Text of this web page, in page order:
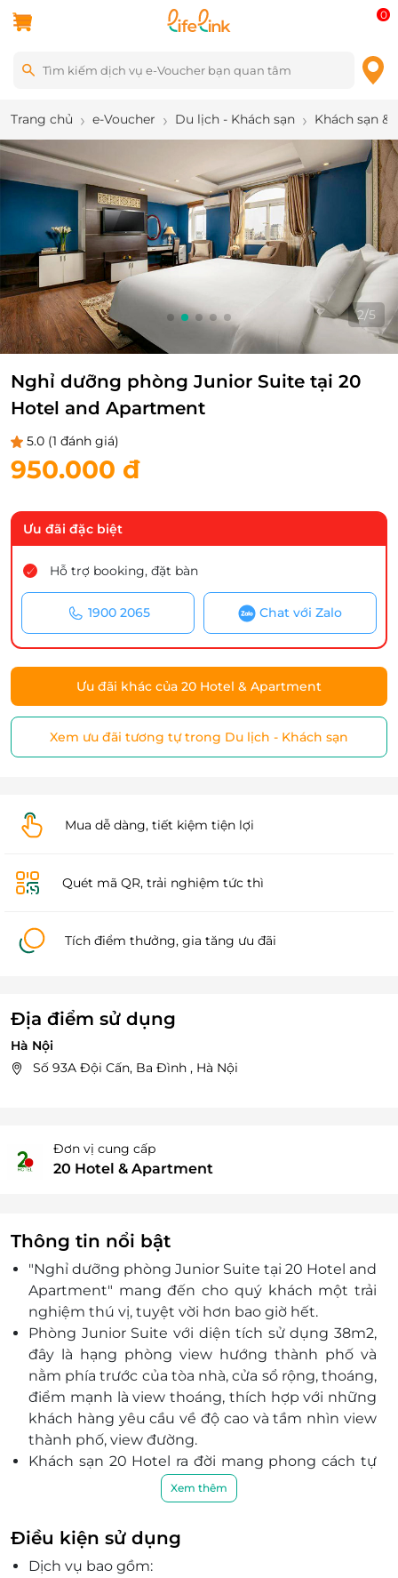
0
Trang chủ e-Voucher Du lịch - Khách sạn Khách sạn &
2/5
Nghỉ dưỡng phòng Junior Suite tại 20
Hotel and Apartment
5.0 (1 đánh giá)
950.000 đ
Ưu đãi đặc biệt
Hỗ trợ booking, đặt bàn
1900 2065 Chat với Zalo
Ưu đãi khác của 20 Hotel & Apartment
Xem ưu đãi tương tự trong Du lịch - Khách sạn
Mua dễ dàng, tiết kiệm tiện lợi
Quét mã QR, trải nghiệm tức thì
Tích điểm thưởng, gia tăng ưu đãi
Địa điểm sử dụng
Hà Nội
Số 93A Đội Cấn, Ba Đình , Hà Nội
Đơn vị cung cấp
20 Hotel & Apartment
Thông tin nổi bật
"Nghỉ dưỡng phòng Junior Suite tại 20 Hotel and
Apartment" mang đến cho quý khách một trải
nghiệm thú vị, tuyệt vời hơn bao giờ hết.
Phòng Junior Suite với diện tích sử dụng 38m2,
đây là hạng phòng view hướng thành phố và
nằm phía trước của tòa nhà, cửa sổ rộng, thoáng,
điểm mạnh là view thoáng, thích hợp với những
khách hàng yêu cầu về độ cao và tầm nhìn view
thành phố, view đường.
Khách sạn 20 Hotel ra đời mang phong cách tự
do, rộng rãi, đón gió thông thoáng, gần gũi với
thiên nhiên, phù hợp với các khách hàng đi công
tác, đại gia đình sum họp vui chơi…
Được trang bị tiện ích đầy đủ như: tủ lạnh, trà,
cafe, bàn ghế làm việc, bàn ghế chill ngắm cảnh
Xem thêm
Điều kiện sử dụng
Dịch vụ bao gồm: